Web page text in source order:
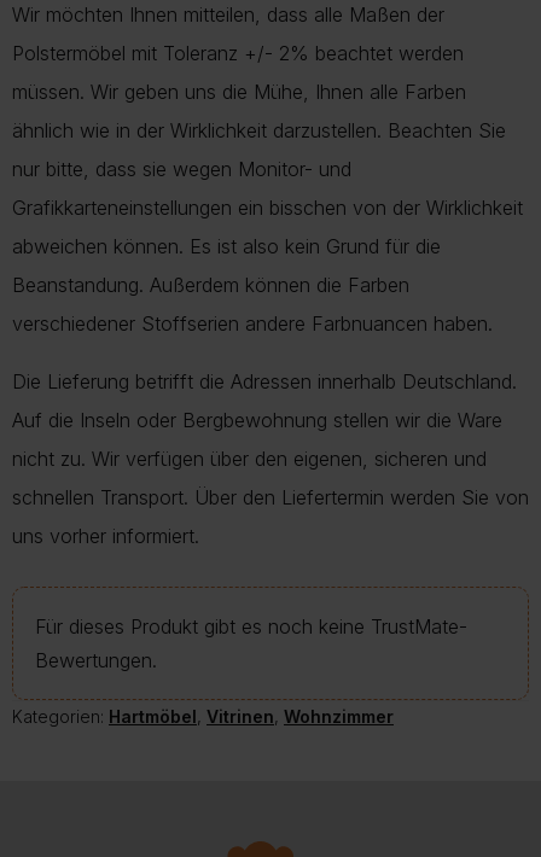
Wir möchten Ihnen mitteilen, dass alle Maßen der
Polstermöbel mit Toleranz +/- 2% beachtet werden
müssen. Wir geben uns die Mühe, Ihnen alle Farben
ähnlich wie in der Wirklichkeit darzustellen. Beachten Sie
nur bitte, dass sie wegen Monitor- und
Grafikkarteneinstellungen ein bisschen von der Wirklichkeit
abweichen können. Es ist also kein Grund für die
Beanstandung. Außerdem können die Farben
verschiedener Stoffserien andere Farbnuancen haben.
Die Lieferung betrifft die Adressen innerhalb Deutschland.
Auf die Inseln oder Bergbewohnung stellen wir die Ware
nicht zu. Wir verfügen über den eigenen, sicheren und
schnellen Transport. Über den Liefertermin werden Sie von
uns vorher informiert.
Für dieses Produkt gibt es noch keine TrustMate-
Bewertungen.
Kategorien: Hartmöbel, Vitrinen, Wohnzimmer